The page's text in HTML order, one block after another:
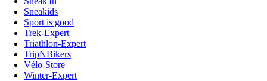
Sneakids
Sport is good
Trek-Expert
Triathlon-Expert
TripNBikers
Vélo-Store
Winter-Expert